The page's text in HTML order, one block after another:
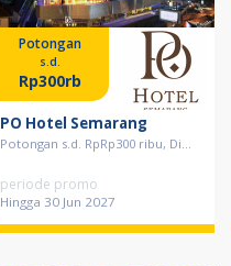
Potongan
s.d.
Rp300rb
PO Hotel Semarang
Potongan s.d. RpRp300 ribu, Di...
periode promo
Hingga 30 Jun 2027